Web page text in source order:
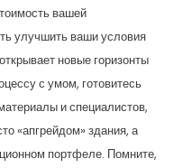
вашей
улучшить ваши условия
новые горизонты
с умом, готовитесь
и специалистов,
«апгрейдом» здания, а
портфеле. Помните,